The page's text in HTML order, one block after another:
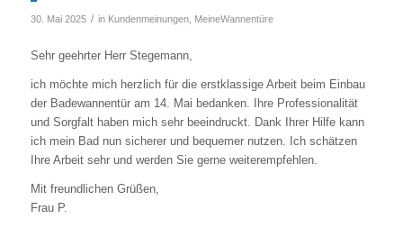
30. Mai 2025 / in Kundenmeinungen, MeineWannentüre
Sehr geehrter Herr Stegemann,
ich möchte mich herzlich für die erstklassige Arbeit beim Einbau
der Badewannentür am 14. Mai bedanken. Ihre Professionalität
und Sorgfalt haben mich sehr beeindruckt. Dank Ihrer Hilfe kann
ich mein Bad nun sicherer und bequemer nutzen. Ich schätzen
Ihre Arbeit sehr und werden Sie gerne weiterempfehlen.
Mit freundlichen Grüßen,
Frau P.